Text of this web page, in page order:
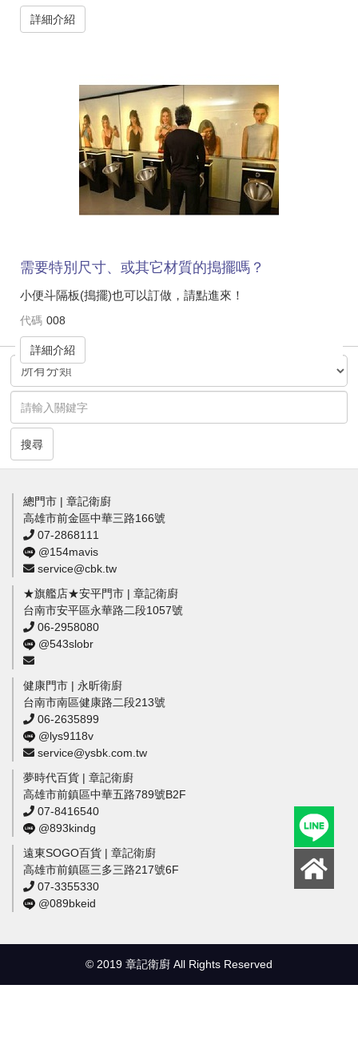
詳細介紹
需要特別尺寸、或其它材質的搗擺嗎？
小便斗隔板(搗擺)也可以訂做，請點進來！
代碼 008
詳細介紹
搜尋
總門市 | 章記衛廚
高雄市前金區中華三路166號
07-2868111
@154mavis
service@cbk.tw
★旗艦店★安平門市 | 章記衛廚
台南市安平區永華路二段1057號
06-2958080
@543slobr
健康門市 | 永昕衛廚
台南市南區健康路二段213號
06-2635899
@lys9118v
service@ysbk.com.tw
夢時代百貨 | 章記衛廚
高雄市前鎮區中華五路789號B2F
07-8416540
@893kindg
遠東SOGO百貨 | 章記衛廚
高雄市前鎮區三多三路217號6F
07-3355330
@089bkeid
© 2019 章記衛廚 All Rights Reserved